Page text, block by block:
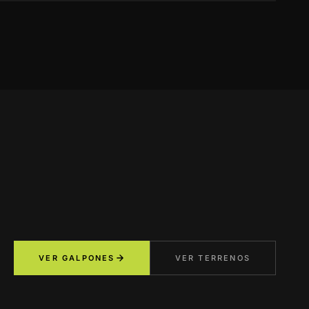
VER GALPONES VER TERRENOS